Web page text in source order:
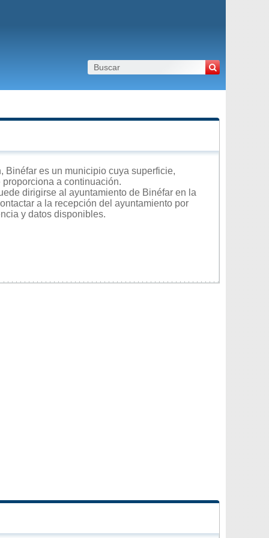
Binéfar es un municipio cuya superficie,
a continuación.
dirigirse al ayuntamiento de Binéfar en la
a la recepción del ayuntamiento por
y datos disponibles.